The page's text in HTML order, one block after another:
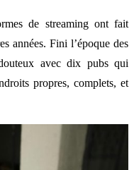
de streaming ont fait
années. Fini l’époque des
avec dix pubs qui
propres, complets, et